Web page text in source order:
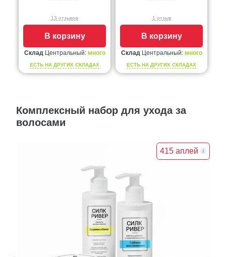
13 отзывов
В корзину
Склад Центральный: много
ЕСТЬ НА ДРУГИХ СКЛАДАХ
1 отзыв
В корзину
Склад Центральный: много
ЕСТЬ НА ДРУГИХ СКЛАДАХ
Комплексный набор для ухода за
волосами
415 аплей